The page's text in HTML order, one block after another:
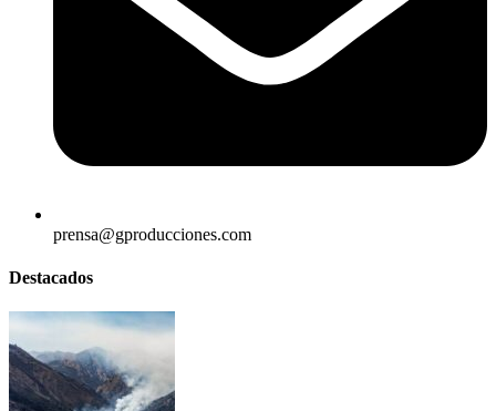
prensa@gproducciones.com
Destacados